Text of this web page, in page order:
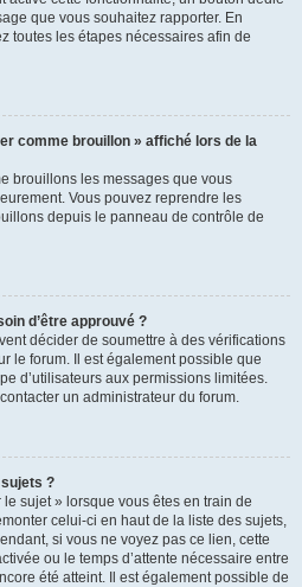
que vous souhaitez rapporter. En
toutes les étapes nécessaires afin de
comme brouillon » affiché lors de la
brouillons les messages que vous
Vous pouvez reprendre les
depuis le panneau de contrôle de
d’être approuvé ?
décider de soumettre à des vérifications
le forum. Il est également possible que
d’utilisateurs aux permissions limitées.
un administrateur du forum.
?
sujet » lorsque vous êtes en train de
celui-ci en haut de la liste des sujets,
si vous ne voyez pas ce lien, cette
ou le temps d’attente nécessaire entre
été atteint. Il est également possible de